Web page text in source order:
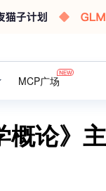
MCP广场
论》